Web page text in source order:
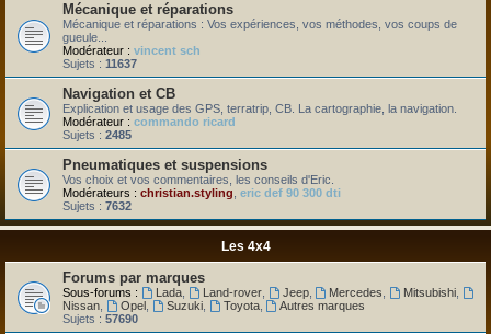
Mécanique et réparations
Mécanique et réparations : Vos expériences, vos méthodes, vos coups de
gueule...
Modérateur : vincent sch
Sujets : 11637
Navigation et CB
Explication et usage des GPS, terratrip, CB. La cartographie, la navigation.
Modérateur : commando ricard
Sujets : 2485
Pneumatiques et suspensions
Vos choix et vos commentaires, les conseils d'Eric.
Modérateurs : christian.styling eric def 90 300 dti
Sujets : 7632
Les 4x4
Forums par marques
Sous-forums : Lada, Land-rover, Jeep, Mercedes Mitsubishi
Nissan
Opel, Suzuki, Toyota,
Autres marques
Sujets : 57690